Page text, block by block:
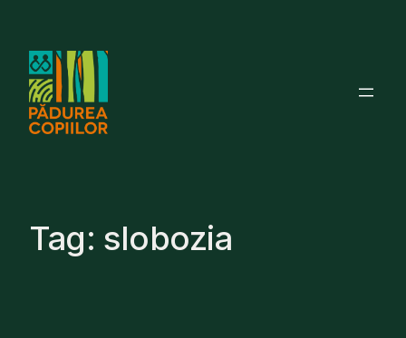
content
Tag: slobozia